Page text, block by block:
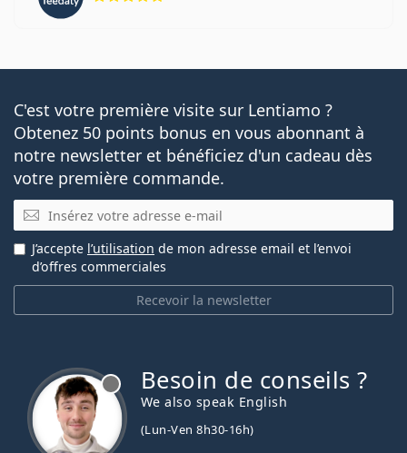
C'est votre première visite sur Lentiamo ?
Obtenez 50 points bonus en vous abonnant à
notre newsletter et bénéficiez d'un cadeau dès
votre première commande.
E-mail
Recevoir la newsletter
J’accepte l’utilisation de mon adresse email et l’envoi
d’offres commerciales
Besoin de conseils ?
We also speak English
(Lun-Ven 8h30-16h)